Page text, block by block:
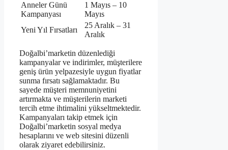
Anneler Günü
Kampanyası
1 Mayıs – 10
Mayıs
Yeni Yıl Fırsatları
25 Aralık – 31
Aralık
Doğalbi’marketin düzenlediği
kampanyalar ve indirimler, müşterilere
geniş ürün yelpazesiyle uygun fiyatlar
sunma fırsatı sağlamaktadır. Bu
sayede müşteri memnuniyetini
artırmakta ve müşterilerin marketi
tercih etme ihtimalini yükseltmektedir.
Kampanyaları takip etmek için
Doğalbi’marketin sosyal medya
hesaplarını ve web sitesini düzenli
olarak ziyaret edebilirsiniz.